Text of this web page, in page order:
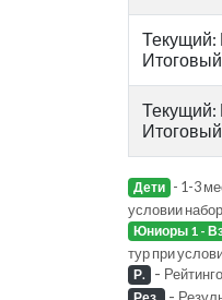
Дети - 1-3
условии
Юниоры 1 -
тур при
Р. -
-